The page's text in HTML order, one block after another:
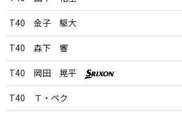
T40 金子 駆大
T40 森下 響
T40 岡田 晃平
T40 Ｔ・ペク